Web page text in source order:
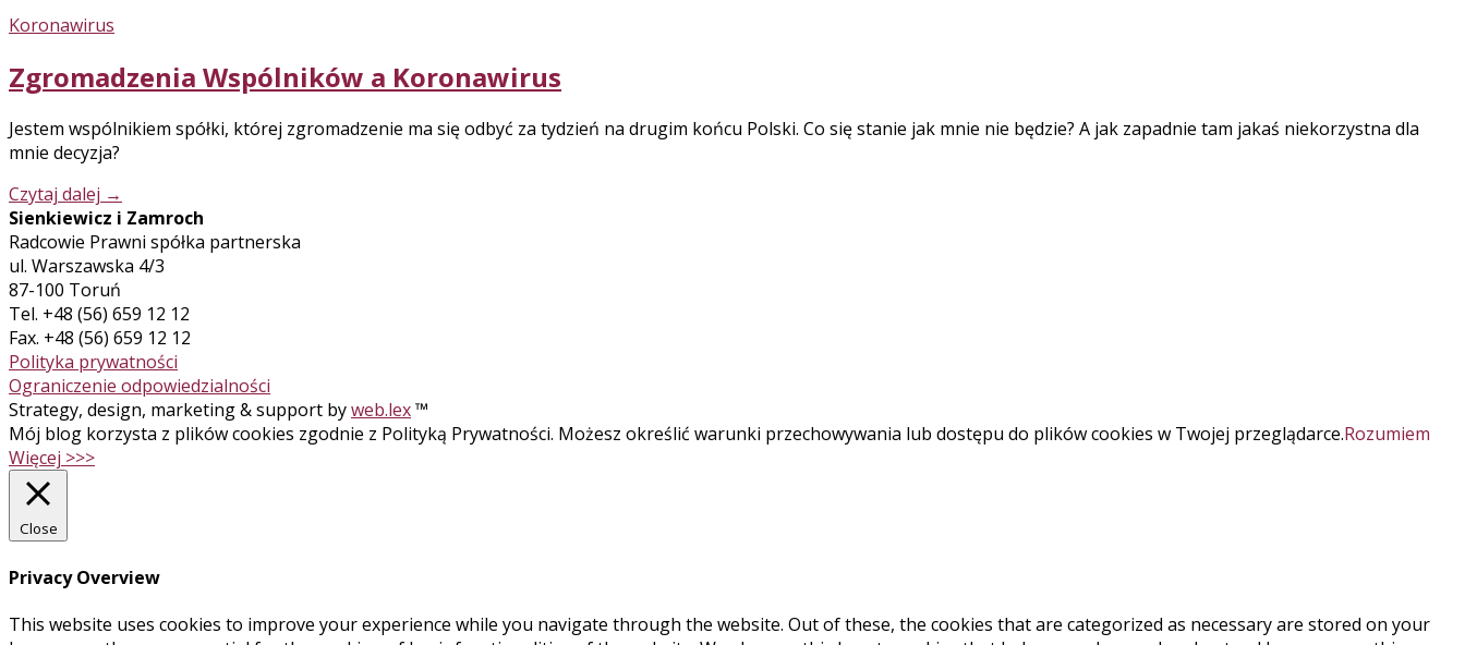
Koronawirus
Zgromadzenia Wspólników a Koronawirus
Jestem wspólnikiem spółki, której zgromadzenie ma się odbyć za tydzień na drugim końcu Polski. Co się stanie jak mnie nie będzie? A jak zapadnie tam jakaś niekorzystna dla
mnie decyzja?
Czytaj dalej →
Sienkiewicz i Zamroch
Radcowie Prawni spółka partnerska
ul. Warszawska 4/3
87-100 Toruń
Tel. +48 (56) 659 12 12
Fax. +48 (56) 659 12 12
Polityka prywatności
Ograniczenie odpowiedzialności
Strategy, design, marketing & support byweb.lex™
Mój blog korzysta z plików cookies zgodnie z Polityką Prywatności. Możesz określić warunki przechowywania lub dostępu do plików cookies w Twojej przeglądarce.Rozumiem
Więcej >>>
Close
Privacy Overview
This website uses cookies to improve your experience while you navigate through the website. Out of these, the cookies that are categorized as necessary are stored on your